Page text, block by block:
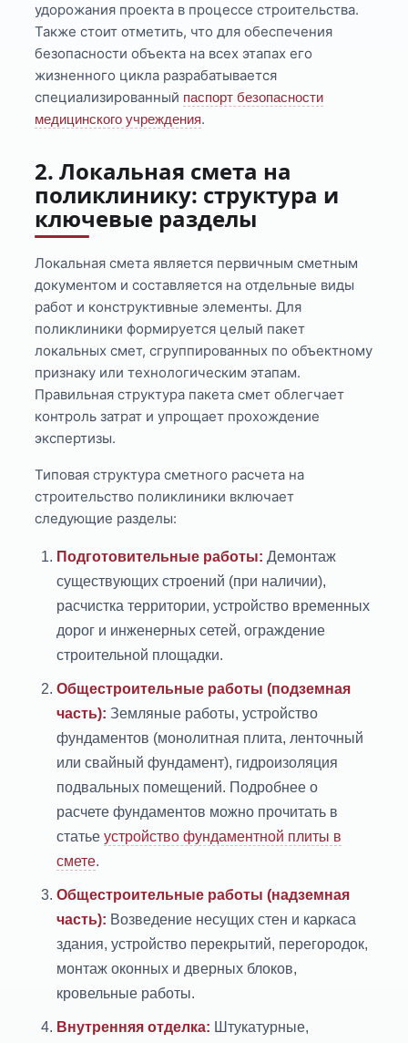
удорожания проекта в процессе строительства.
Также стоит отметить, что для обеспечения
безопасности объекта на всех этапах его
жизненного цикла разрабатывается
специализированный паспорт безопасности
медицинского учреждения.
2. Локальная смета на
поликлинику: структура и
ключевые разделы
Локальная смета является первичным сметным
документом и составляется на отдельные виды
работ и конструктивные элементы. Для
поликлиники формируется целый пакет
локальных смет, сгруппированных по объектному
признаку или технологическим этапам.
Правильная структура пакета смет облегчает
контроль затрат и упрощает прохождение
экспертизы.
Типовая структура сметного расчета на
строительство поликлиники включает
следующие разделы:
Подготовительные работы: Демонтаж
существующих строений (при наличии),
расчистка территории, устройство временных
дорог и инженерных сетей, ограждение
строительной площадки.
Общестроительные работы (подземная
часть): Земляные работы, устройство
фундаментов (монолитная плита, ленточный
или свайный фундамент), гидроизоляция
подвальных помещений. Подробнее о
расчете фундаментов можно прочитать в
статьеустройство фундаментной плиты в
смете.
Общестроительные работы (надземная
часть): Возведение несущих стен и каркаса
здания, устройство перекрытий, перегородок,
монтаж оконных и дверных блоков,
кровельные работы.
Внутренняя отделка: Штукатурные,